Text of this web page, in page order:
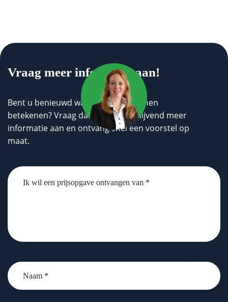
Vraag meer informatie aan!
Bent u benieuwd wat wij voor u kunnen
betekenen? Vraag dan geheel vrijblijvend meer
informatie aan en ontvang snel een voorstel op
maat.
Untitled
Naam
*